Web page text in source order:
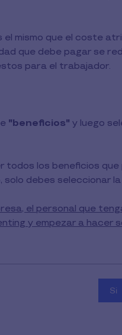
mismo que el coste
que debe pagar se
para el trabajador.
"beneficios" y luego
todos los beneficios
debes seleccionar
el personal que
y empezar a hacer